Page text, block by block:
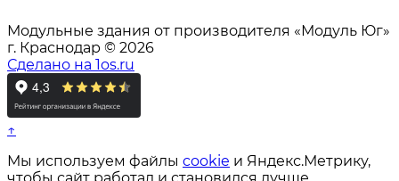
Модульные здания от производителя «Модуль Юг»
г. Краснодар © 2026
Сделано на 1os.ru
↑
Мы используем файлы cookie и Яндекс.Метрику,
чтобы сайт работал и становился лучше.